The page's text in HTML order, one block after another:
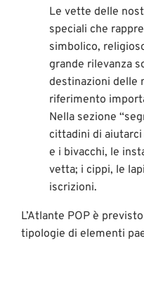
Le vette delle
speciali che
simbolico,
grande rilevanza
destinazioni delle
riferimento
Nella sezione
cittadini di
e i bivacchi, le
vetta; i cippi, le
iscrizioni.
L’Atlante POP è
tipologie di elementi